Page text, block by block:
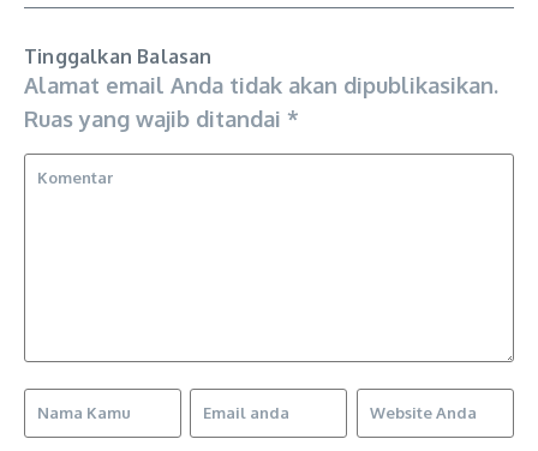
Tinggalkan Balasan
Alamat email Anda tidak akan dipublikasikan.
Ruas yang wajib ditandai *